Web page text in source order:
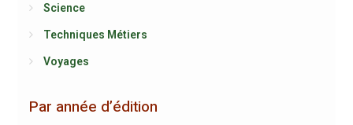
Science
Techniques Métiers
Voyages
Par année d’édition